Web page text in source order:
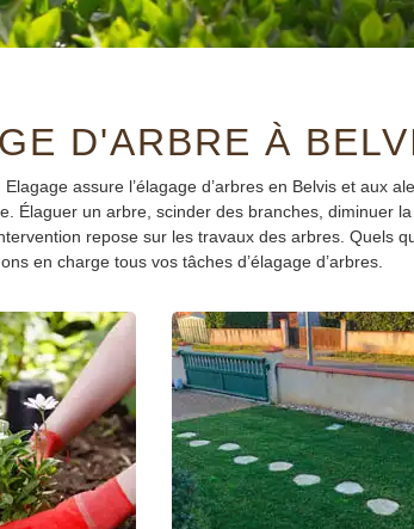
D'ARBRE À
assure l’élagage d’arbres en Belvis et aux
Élaguer un arbre, scinder des branches, diminuer
repose sur les travaux des arbres. Quels
en charge tous vos tâches d’élagage d’arbres.